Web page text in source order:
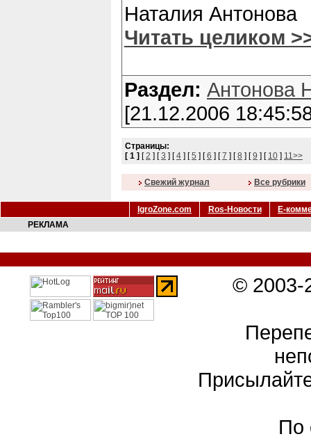
Наталия Антонова
Читать целиком
Раздел: Антонова
[21.12.2006
Страницы:
[ 1 ] [2 ] [3 ] [4 ] [5 ] [6 ] [7 ] [8 ] [9 ] [ 10 ] 11>>
Cвежий журнал Все рубрики
IgroZone.com Ros-Новости
Е-
РЕКЛАМА
©
По